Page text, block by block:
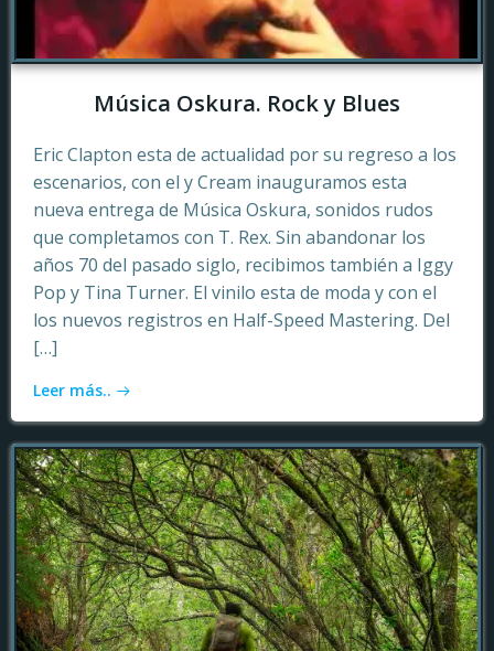
Música Oskura. Rock y Blues
Eric Clapton esta de actualidad por su regreso a los
escenarios, con el y Cream inauguramos esta
nueva entrega de Música Oskura, sonidos rudos
que completamos con T. Rex. Sin abandonar los
años 70 del pasado siglo, recibimos también a Iggy
Pop y Tina Turner. El vinilo esta de moda y con el
los nuevos registros en Half-Speed Mastering. Del
[…]
Leer más..